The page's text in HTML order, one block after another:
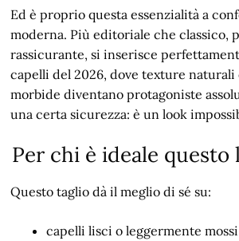
Ed è proprio questa essenzialità a
moderna. Più editoriale che classico,
rassicurante, si inserisce
capelli del 2026, dove texture naturali
morbide diventano protagoniste
una certa sicurezza: è un look
Per chi è ideale questo
Questo taglio dà il meglio di sé su:
capelli lisci o leggermente mossi